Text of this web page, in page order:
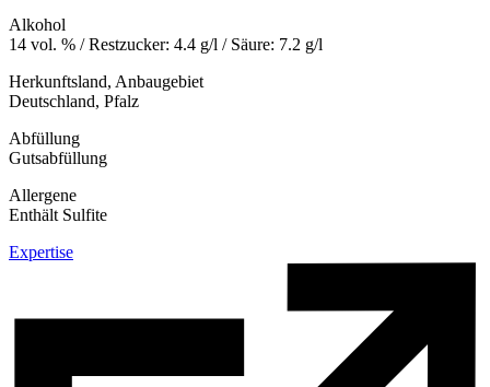
Alkohol
14 vol. % / Restzucker: 4.4 g/l / Säure: 7.2 g/l
Herkunftsland, Anbaugebiet
Deutschland, Pfalz
Abfüllung
Gutsabfüllung
Allergene
Enthält Sulfite
Expertise